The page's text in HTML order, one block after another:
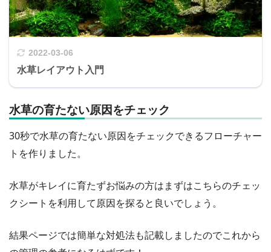
2022-03-06
水草レイアウト入門
水草の育たない原因をチェック
30秒で水草の育たない原因をチェックできるフローチャー
トを作りました。
水草がキレイに育たずお悩みの方はまずはこちらのチェッ
クシートを利用して原因を探ると良いでしょう。
結果ページでは簡単な対処法も記載しましたのでこれから